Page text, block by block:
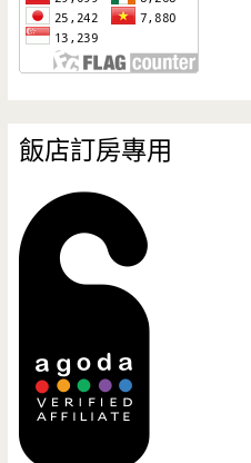
飯店訂房專用